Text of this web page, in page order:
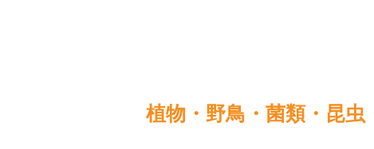
植物・野鳥・菌類・昆